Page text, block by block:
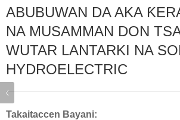
ABUBUWAN DA AKA
NA MUSAMMAN DON
WUTAR LANTARKI NA
HYDROELECTRIC
Takaitaccen Bayani: